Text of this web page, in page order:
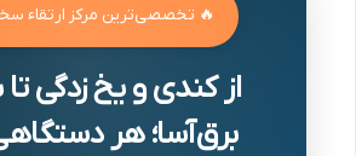
🔥 تخصصی‌ترین مرکز ارتقاء
از کندی و یخ زدگی
برق‌آسا؛ هر